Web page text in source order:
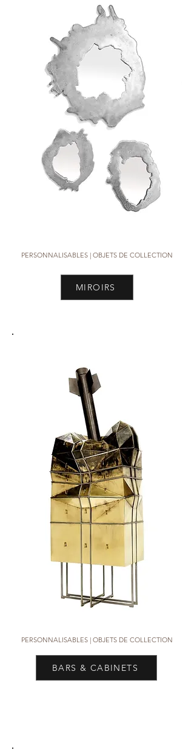
PERSONNALISABLES | OBJETS DE COLLECTION
MIROIRS
PERSONNALISABLES | OBJETS DE COLLECTION
BARS & CABINETS